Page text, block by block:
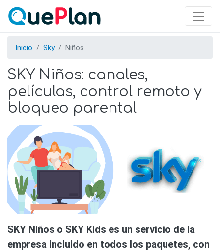
Inicio Sky Niños
SKY Niños: canales,
películas, control remoto y
bloqueo parental
SKY Niños o SKY Kids es un servicio de la
empresa incluido en todos los paquetes, con